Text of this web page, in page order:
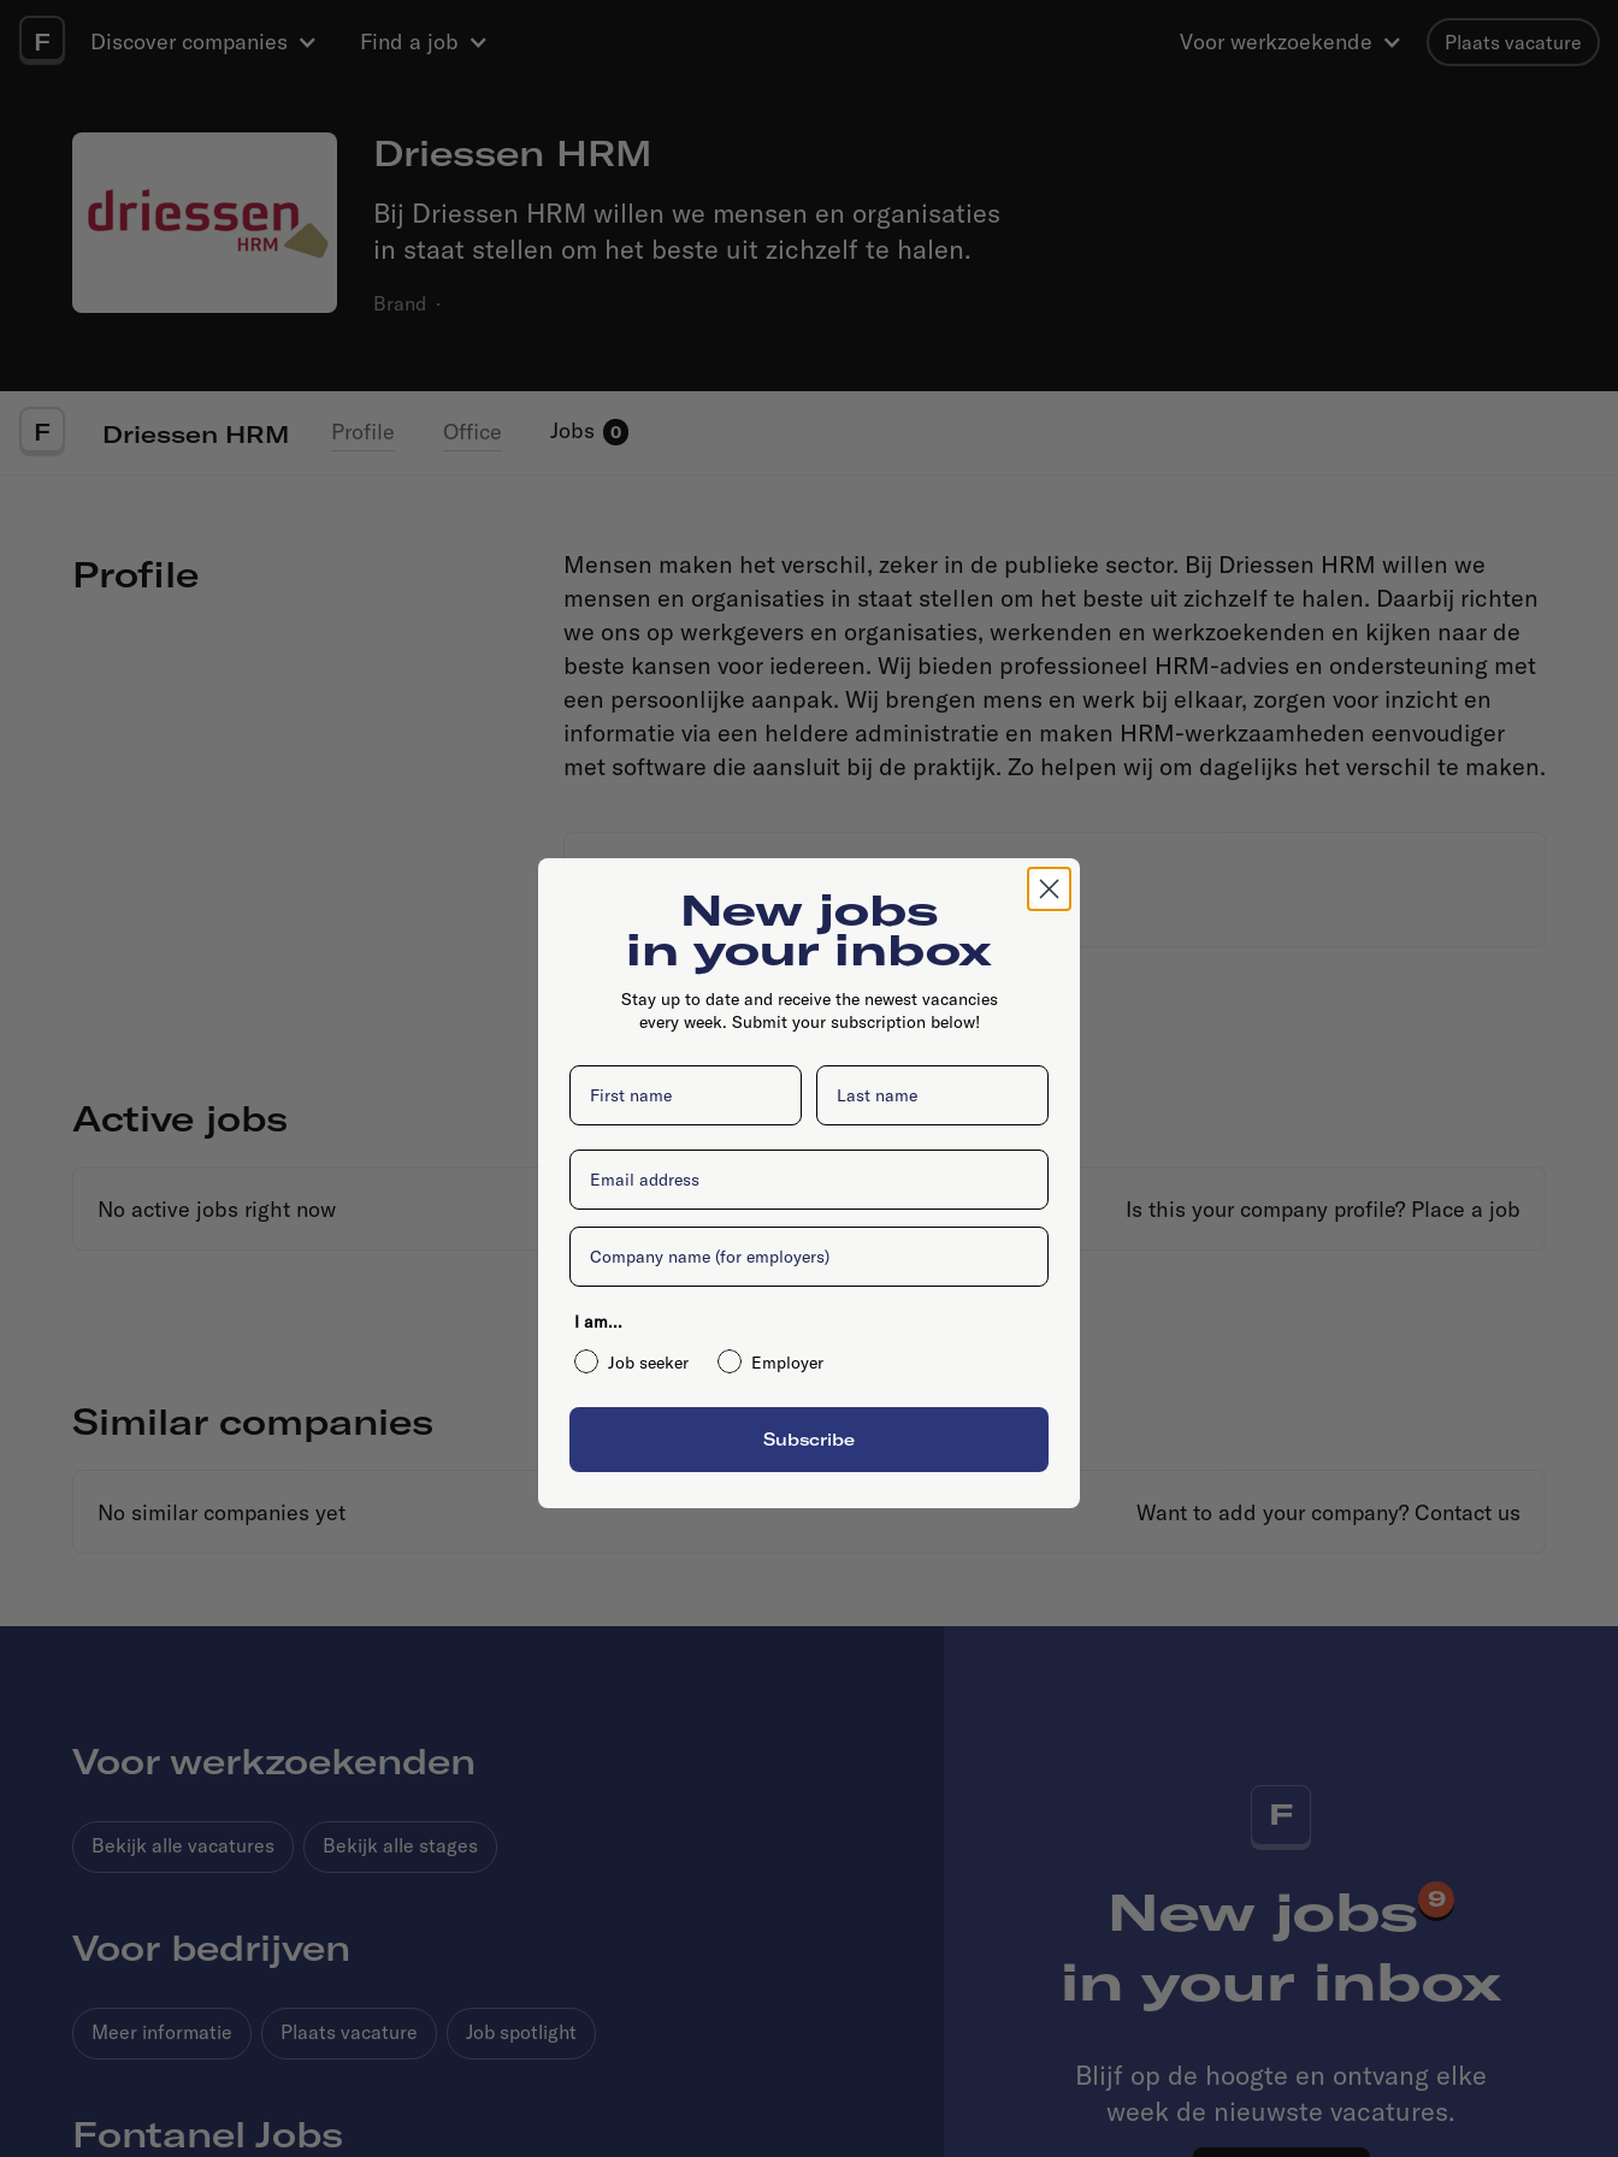
F Discover companies Find a job Voor werkzoekende Plaats vacature
Driessen HRM
Bij Driessen HRM willen we mensen en organisaties
in staat stellen om het beste uit zichzelf te halen.
Brand ·
F Driessen HRM Profile Office Jobs 0
Profile
Mensen maken het verschil, zeker in de publieke sector. Bij Driessen HRM willen we
mensen en organisaties in staat stellen om het beste uit zichzelf te halen. Daarbij richten
we ons op werkgevers en organisaties, werkenden en werkzoekenden en kijken naar de
beste kansen voor iedereen. Wij bieden professioneel HRM-advies en ondersteuning met
een persoonlijke aanpak. Wij brengen mens en werk bij elkaar, zorgen voor inzicht en
informatie via een heldere administratie en maken HRM-werkzaamheden eenvoudiger
met software die aansluit bij de praktijk. Zo helpen wij om dagelijks het verschil te maken.
Active jobs
No active jobs right now Is this your company profile? Place a job
Similar companies
No similar companies yet Want to add your company? Contact us
F
New jobs 9
in your inbox
Blijf op de hoogte en ontvang elke
week de nieuwste vacatures.
Voor werkzoekenden
Bekijk alle vacatures Bekijk alle stages
Voor bedrijven
Meer informatie Plaats vacature Job spotlight
Fontanel Jobs
New jobs
in your inbox
Stay up to date and receive the newest vacancies
every week. Submit your subscription below!
First name Last name
Email
Company
I am...
Job seeker
Employer
Subscribe